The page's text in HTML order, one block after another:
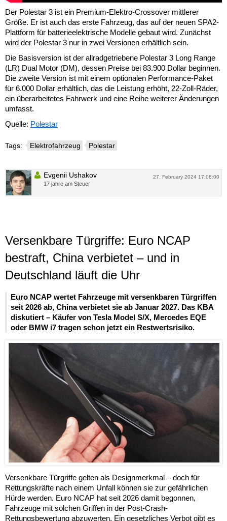
Der Polestar 3 ist ein Premium-Elektro-Crossover mittlerer
Größe. Er ist auch das erste Fahrzeug, das auf der neuen SPA2-
Plattform für batterieelektrische Modelle gebaut wird. Zunächst
wird der Polestar 3 nur in zwei Versionen erhältlich sein.
Die Basisversion ist der allradgetriebene Polestar 3 Long Range
(LR) Dual Motor (DM), dessen Preise bei 83.900 Dollar beginnen.
Die zweite Version ist mit einem optionalen Performance-Paket
für 6.000 Dollar erhältlich, das die Leistung erhöht, 22-Zoll-Räder,
ein überarbeitetes Fahrwerk und eine Reihe weiterer Änderungen
umfasst.
Quelle: Polestar
Tags: Elektrofahrzeug Polestar
27. February 2024 17:08:00
Evgenii Ushakov
17 jahre am Steuer
Versenkbare Türgriffe: Euro NCAP
bestraft, China verbietet – und in
Deutschland läuft die Uhr
Euro NCAP wertet Fahrzeuge mit versenkbaren Türgriffen
seit 2026 ab, China verbietet sie ab Januar 2027. Das KBA
diskutiert – Käufer von Tesla Model S/X, Mercedes EQE
oder BMW i7 tragen schon jetzt ein Restwertsrisiko.
Versenkbare Türgriffe gelten als Designmerkmal – doch für
Rettungskräfte nach einem Unfall können sie zur gefährlichen
Hürde werden. Euro NCAP hat seit 2026 damit begonnen,
Fahrzeuge mit solchen Griffen in der Post-Crash-
Rettungsbewertung abzuwerten. Ein gesetzliches Verbot gibt es